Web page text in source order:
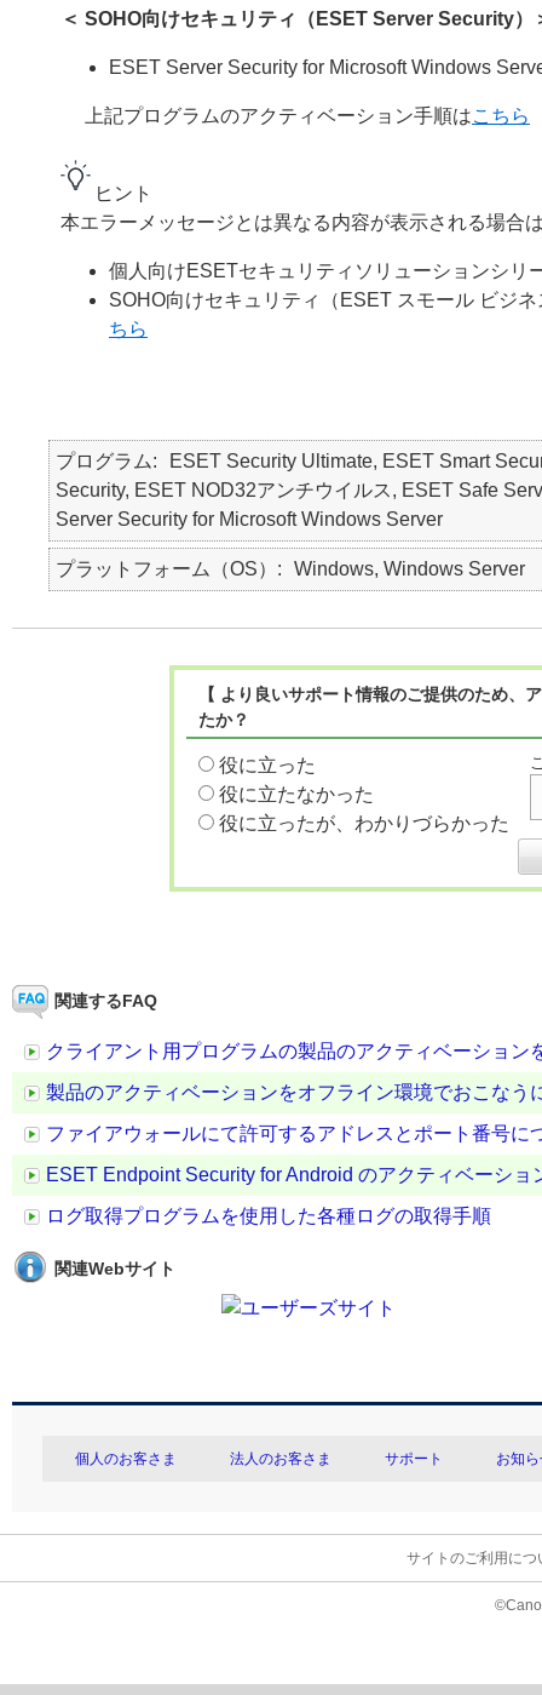
＜ SOHO向けセキュリティ（ESET Server Security）
ESET Server Security for Microsoft Windows
上記プログラムのアクティベーション手順はこちら
ヒント
本エラーメッセージとは異なる内容が表示される場合
個人向けESETセキュリティソリューションシリ
SOHO向けセキュリティ（ESET スモール ビジ
ちら
プログラム
ESET Security Ultimate, ESET Smart
Security, ESET NOD32アンチウイルス, ESET Safe
Server Security for Microsoft Windows Server
プラットフォーム（OS） Windows, Windows Server
【 より良いサポート情報のご提供のため
たか？
役に立った
役に立たなかった
役に立ったが、わかりづらかった
関連するFAQ
クライアント用プログラムの製品のアクティベーション
製品のアクティベーションをオフライン環境でおこなう
ファイアウォールにて許可するアドレスとポート番号に
ESET Endpoint Security for Android のアクティベーショ
ログ取得プログラムを使用した各種ログの取得手順
関連Webサイト
個人のお客さま 法人のお客さま サポート お知
サイトのご利用につ